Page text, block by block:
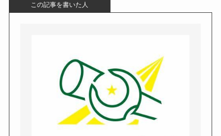
この記事を書いた人